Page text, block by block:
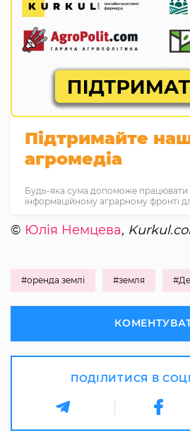
Підтримайте
агромедіа
Будь-яка сума допоможе працювати
інформаційному аграрному фронті
© Юлія Немцева,
#оренда землі #земля
ПОДІЛИТИСЯ В